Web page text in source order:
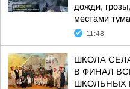
дожди,
местами
11:48
ШКОЛА
В ФИНАЛ
ШКОЛЬНЫХ